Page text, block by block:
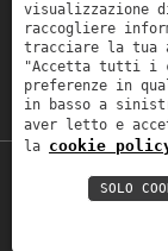
Ho
P.IVA:
visualizzazione
raccogliere
tracciare la tua
"Accetta tutti i
preferenze in
in basso a
aver letto e
la cookie
SOLO